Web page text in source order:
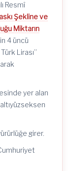
Resmî
Şekline ve
Miktarın
4 üncü
Lirası”
yer alan
girer.